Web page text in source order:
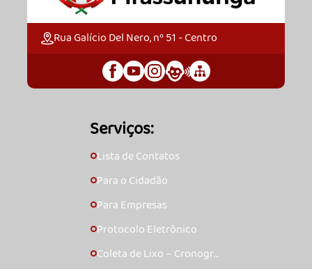
Rua Galício Del Nero, nº 51 - Centro
Serviços:
🞇Lista de Contatos
🞇Para o Cidadão
🞇Para Empresas
🞇Protocolo Eletrônico
🞇Coleta de Lixo – Cronogra